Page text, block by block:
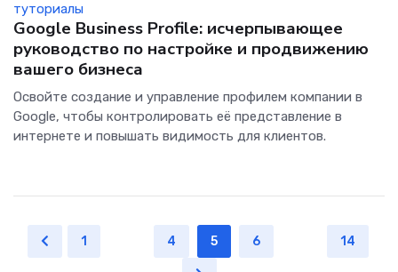
туториалы
Google Business Profile: исчерпывающее
руководство по настройке и продвижению
вашего бизнеса
Освойте создание и управление профилем компании в
Google, чтобы контролировать её представление в
интернете и повышать видимость для клиентов.
1 4 5 6 14